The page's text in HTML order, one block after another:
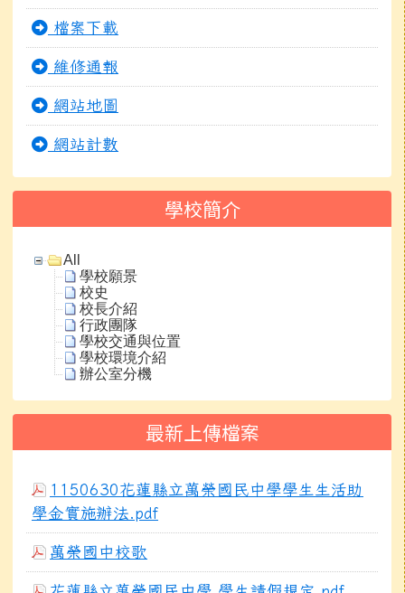
檔案下載
維修通報
網站地圖
網站計數
學校簡介
All
學校願景
校史
校長介紹
行政團隊
學校交通與位置
學校環境介紹
辦公室分機
最新上傳檔案
1150630花蓮縣立萬榮國民中學學生生活助
學金實施辦法.pdf
萬榮國中校歌